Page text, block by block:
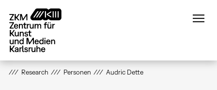
zum
Inhalt
Research Personen Audric Dette